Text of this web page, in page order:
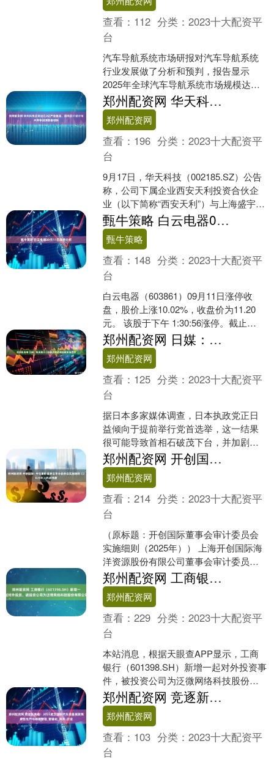
查看： 112 分类：2023十大配资平
台
汽车导航系统市场研报对汽车导航系统
行业发展做了分析和预判，报告显示
2025年全球汽车导航系统市场规模达到
3130.98亿元（人民币），同年中国汽车
导航系统市场规....
郑州配资网 华天科技合资设立2亿产业基金，投向芯片设计与半导体封测装备材料
郑州配资网
查看： 196 分类：2023十大配资平
台
9月17日，华天科技（002185.SZ）公告
称，公司下属企业西安天利投资合伙企
业（以下简称“西安天利”）与上海盛宇股
权投资基金管理有限公司（以下简称“上
海盛宇....
甄牛策略 白云电器09月11日涨停分析
甄牛策略
查看： 148 分类：2023十大配资平
台
白云电器（603861）09月11日涨停收
盘，股价上涨10.02%，收盘价为11.20
元。 该股于下午 1:30:56涨停。截止
15:00:31未打开涨停，封住....郑州配资网 日媒：民调显示日本执政党或将加速党首改选
郑州配资网
查看： 125 分类：2023十大配资平
台
据日本多家媒体调查，日本执政党正日
益倾向于提前举行党首选举，这一结果
很可能导致首相石破茂下台，并加剧投
资者的不确定感。《读卖新闻》周五公
布的一项调查显示，在34....
郑州配资网 开创国际: 开创国际董事会审计委员会实施细则（2025年）内容摘要
郑州配资网
查看：214 分类：2023十大配资平
台
（原标题：开创国际董事会审计委员会
实施细则（2025年）） 上海开创国际海
洋资源股份有限公司董事会审计委员会
实施细则旨在强化董事会决策功能，完
善公司治理结构。审....
郑州配资网 工商银行（601398.SH）新增一起对外投资，被投资公司为泛微网络科技股份有限公司
郑州配资网
查看：229 分类：2023十大配资平
台
本站消息，根据天眼查APP显示，工商
银行（601398.SH）新增一起对外投资事
件，被投资公司为泛微网络科技股份有
限公司，法定代表人韦利东，投资占比
为1.15%....
郑州配资网 竞逐新赛道！2025武汉国际汽车装备展聚焦柔性生产与绿色智造_智能化_技术_行业
郑州配资网
查看： 103 分类：2023十大配资平
台